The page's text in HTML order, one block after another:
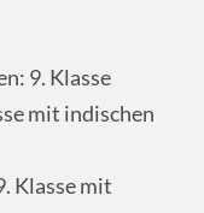
9. Klasse
mit indischen
Klasse mit